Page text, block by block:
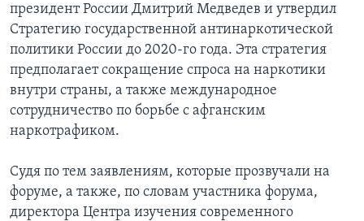
ДЕТАЛИ
НЬЮ-ЙОРК NEW YORK
АМЕРИКА. БОЛЬШОЕ ПУТЕШЕСТВИЕ
АМЕРИКАНСКИЕ ГОРОДКИ
ТЕСТЫ
УЧИМ АНГЛИЙСКИЙ
ВИДЕО
ПОДПИСКА НА НОВОСТИ
Learning English
президент России Дмитрий Медведев и утвердил
Стратегию государственной антинаркотической
политики России до 2020-го года. Эта стратегия
предполагает сокращение спроса на наркотики
внутри страны, а также международное
сотрудничество по борьбе с афганским
наркотрафиком.
Судя по тем заявлениям, которые прозвучали на
форуме, а также, по словам участника форума,
директора Центра изучения современного